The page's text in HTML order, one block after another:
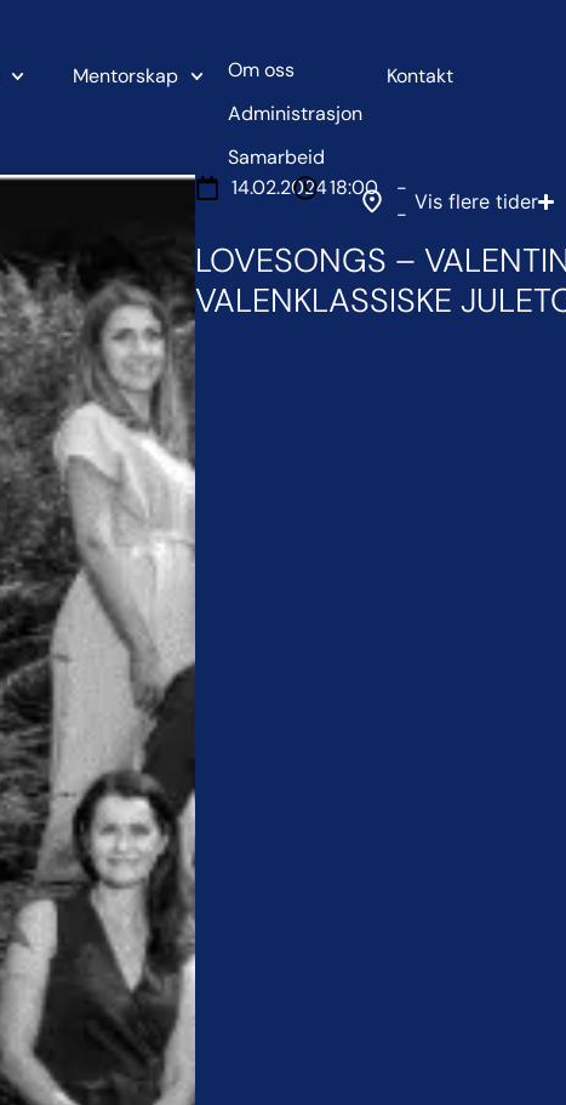
Mentorskap
Om oss
Administrasjon
Samarbeid
Kontakt
14.02.202418:00
-
- Vis flere tider
LOVESONGS –
VALENKLASSISKE